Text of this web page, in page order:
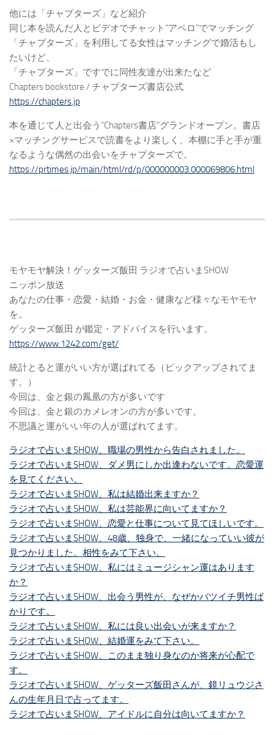
他には「チャプターズ」など紹介
同じ本を読んだ人とビデオでチャット“アペロ”でマッチング
「チャプターズ」を利用してる女性はマッチングで婚活もし
たいけど、
「チャプターズ」ですでに同性友達が出来たなど
Chapters bookstore / チャプターズ書店公式
https://chapters.jp
本を通じて人と出会う”Chapters書店”グランドオープン。書店
×マッチングサービスで読書をより楽しく、本棚に手と手が重
なるような偶然の出会いをチャプターズで。
https://prtimes.jp/main/html/rd/p/000000003.000069806.html
モヤモヤ解決！ゲッターズ飯田 ラジオで占いまSHOW
ニッポン放送
あなたの仕事・恋愛・結婚・お金・健康など様々なモヤモヤ
を。
ゲッターズ飯田 が鑑定・アドバイスを行います。
https://www.1242.com/get/
統計とると運がいい方が選ばれてる（ピックアップされてま
す。）
今回は、金と銀の鳳凰の方が多いです
今回は、金と銀のカメレオンの方が多いです。
不思議と運がいい年の人が選ばれてます。
ラジオで占いまSHOW、職場の男性から告白されました。
ラジオで占いまSHOW、ダメ男にしか出逢わないです。恋愛運
を見てください。
ラジオで占いまSHOW、私は結婚出来ますか？
ラジオで占いまSHOW、私は芸能界に向いてますか？
ラジオで占いまSHOW、恋愛と仕事について見てほしいです。
ラジオで占いまSHOW、48歳、独身で、一緒になっていい彼が
見つかりました。相性をみて下さい。
ラジオで占いまSHOW、私にはミュージシャン運はあります
か？
ラジオで占いまSHOW、出会う男性が、なぜかバツイチ男性ば
かりです。
ラジオで占いまSHOW、私には良い出会いが来ますか？
ラジオで占いまSHOW、結婚運をみて下さい。
ラジオで占いまSHOW、このまま独り身なのか将来が心配で
す。
ラジオで占いまSHOW、ゲッターズ飯田さんが、鏡リュウジさ
んの生年月日で占ってます。
ラジオで占いまSHOW、アイドルに自分は向いてますか？